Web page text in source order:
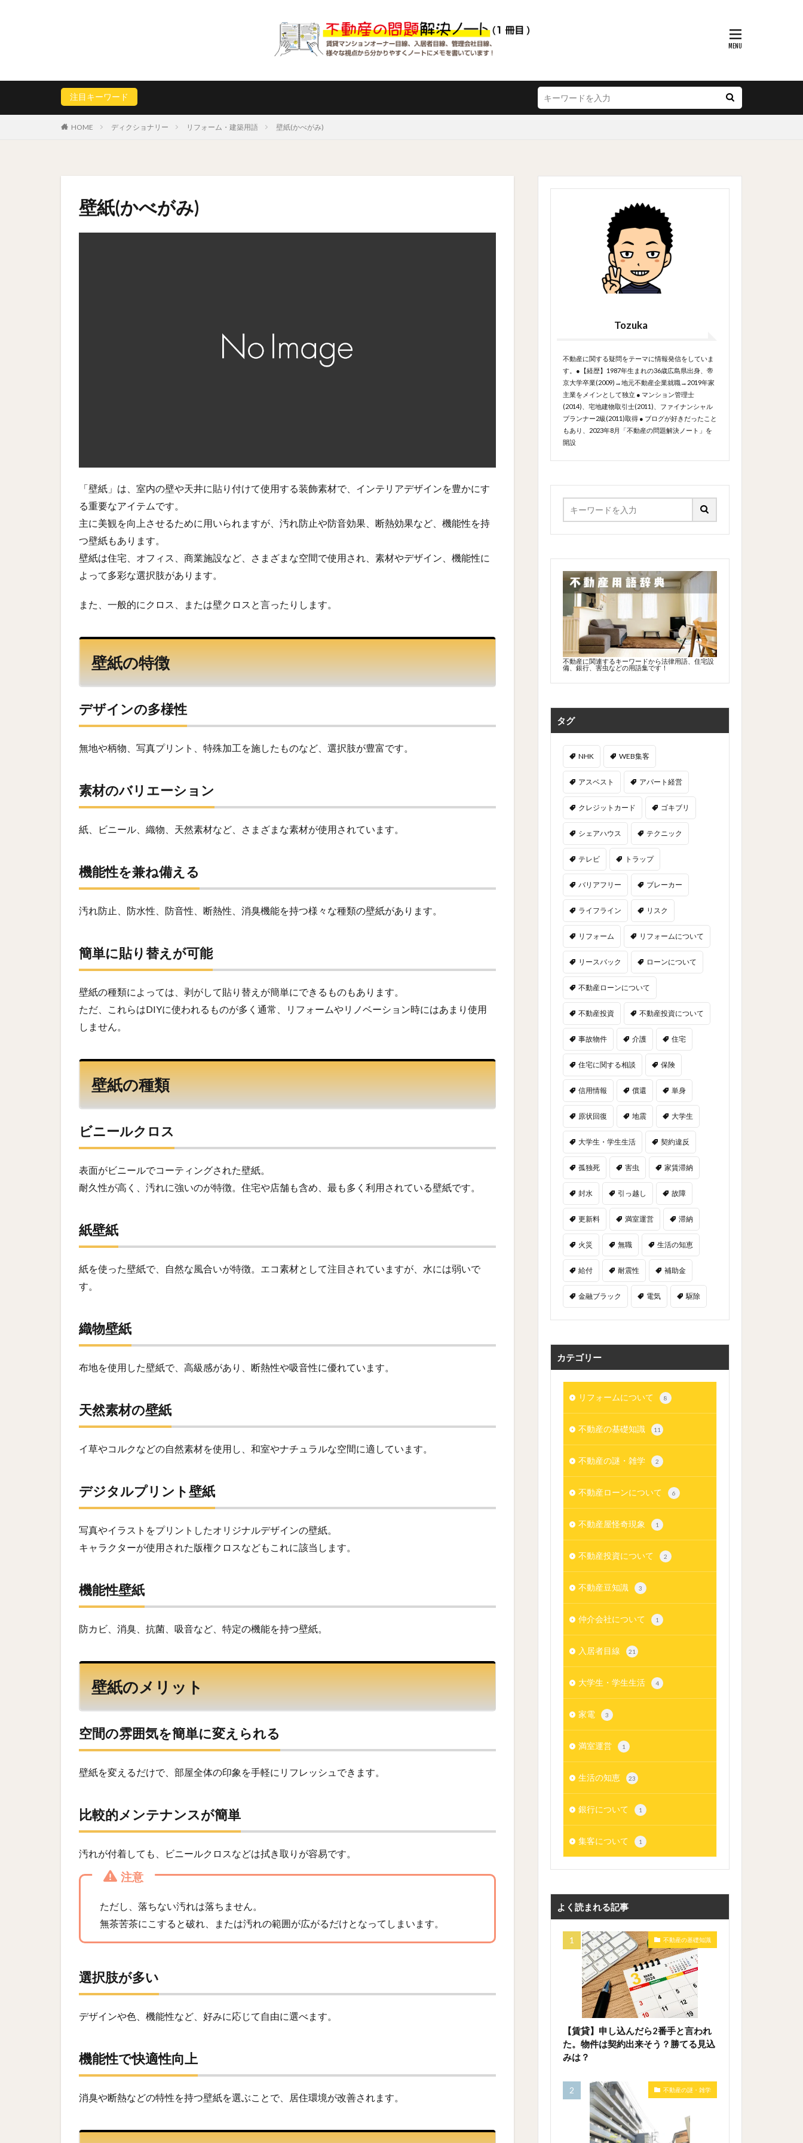
注目キーワード
HOME ディクショナリー リフォーム・建築用語 壁紙(かべがみ)
壁紙(かべがみ)
「壁紙」は、室内の壁や天井に貼り付けて使用する装飾素材で、インテリアデザインを豊かにす
る重要なアイテムです。
主に美観を向上させるために用いられますが、汚れ防止や防音効果、断熱効果など、機能性を持
つ壁紙もあります。
壁紙は住宅、オフィス、商業施設など、さまざまな空間で使用され、素材やデザイン、機能性に
よって多彩な選択肢があります。
また、一般的にクロス、または壁クロスと言ったりします。
壁紙の特徴
デザインの多様性
無地や柄物、写真プリント、特殊加工を施したものなど、選択肢が豊富です。
素材のバリエーション
紙、ビニール、織物、天然素材など、さまざまな素材が使用されています。
機能性を兼ね備える
汚れ防止、防水性、防音性、断熱性、消臭機能を持つ様々な種類の壁紙があります。
簡単に貼り替えが可能
壁紙の種類によっては、剥がして貼り替えが簡単にできるものもあります。
ただ、これらはDIYに使われるものが多く通常、リフォームやリノベーション時にはあまり使用
しません。
壁紙の種類
ビニールクロス
表面がビニールでコーティングされた壁紙。
耐久性が高く、汚れに強いのが特徴。住宅や店舗も含め、最も多く利用されている壁紙です。
紙壁紙
紙を使った壁紙で、自然な風合いが特徴。エコ素材として注目されていますが、水には弱いで
す。
織物壁紙
布地を使用した壁紙で、高級感があり、断熱性や吸音性に優れています。
天然素材の壁紙
イ草やコルクなどの自然素材を使用し、和室やナチュラルな空間に適しています。
デジタルプリント壁紙
写真やイラストをプリントしたオリジナルデザインの壁紙。
キャラクターが使用された版権クロスなどもこれに該当します。
機能性壁紙
防カビ、消臭、抗菌、吸音など、特定の機能を持つ壁紙。
壁紙のメリット
空間の雰囲気を簡単に変えられる
壁紙を変えるだけで、部屋全体の印象を手軽にリフレッシュできます。
比較的メンテナンスが簡単
汚れが付着しても、ビニールクロスなどは拭き取りが容易です。
注意
ただし、落ちない汚れは落ちません。
無茶苦茶にこすると破れ、または汚れの範囲が広がるだけとなってしまいます。
選択肢が多い
デザインや色、機能性など、好みに応じて自由に選べます。
機能性で快適性向上
消臭や断熱などの特性を持つ壁紙を選ぶことで、居住環境が改善されます。
Tozuka
不動産に関する疑問をテーマに情報発信をしていま
す。●【経歴】1987年生まれの36歳広島県出身、帝
京大学卒業(2009)→地元不動産企業就職→2019年家
主業をメインとして独立 ● マンション管理士
(2014)、宅地建物取引士(2011)、ファイナンシャル
プランナー2級(2011)取得 ● ブログが好きだったこと
もあり、2023年8月「不動産の問題解決ノート」を
開設
不動産に関連するキーワードから法律用語、住宅設
備、銀行、害虫などの用語集です！
タグ
NHK WEB集客
アスベスト アパート経営
クレジットカード ゴキブリ
シェアハウス テクニック
テレビ トラップ
バリアフリー ブレーカー
ライフライン リスク
リフォーム リフォームについて
リースバック ローンについて
不動産ローンについて
不動産投資 不動産投資について
事故物件 介護 住宅
住宅に関する相談 保険
信用情報 償還 単身
原状回復 地震 大学生
大学生・学生生活 契約違反
孤独死 害虫 家賃滞納
封水 引っ越し 故障
更新料 満室運営 滞納
火災 無職 生活の知恵
給付 耐震性 補助金
金融ブラック 電気 駆除
カテゴリー
リフォームについて 8
不動産の基礎知識 11
不動産の謎・雑学 2
不動産ローンについて 6
不動産屋怪奇現象 1
不動産投資について 2
不動産豆知識 3
仲介会社について 1
入居者目線 21
大学生・学生生活 4
家電 3
満室運営 1
生活の知恵 23
銀行について 1
集客について 1
よく読まれる記事
不動産の基礎知識
【賃貸】申し込んだら2番手と言われ
た。物件は契約出来そう？勝てる見込
みは？
不動産の謎・雑学